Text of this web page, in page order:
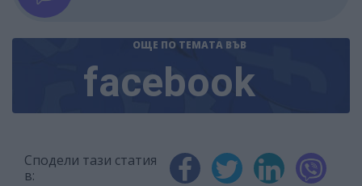
ОЩЕ ПО ТЕМАТА ВЪВ
facebook
Сподели тази статия
в: